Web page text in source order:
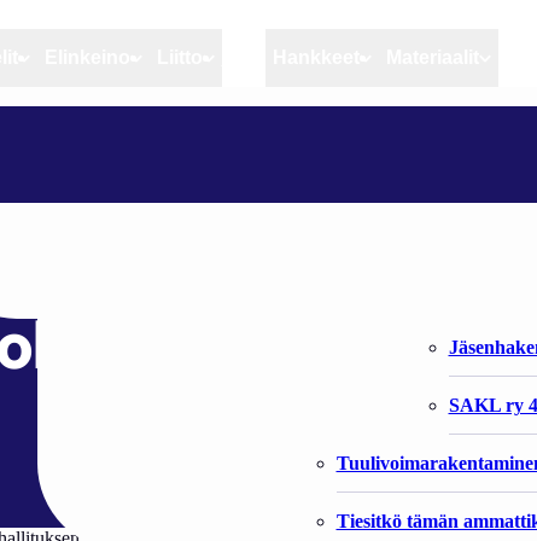
Artikkelit Elinkeino
Rannikko ja
Elinkeinokalatalouden
Kalat ja kalatalous
Vahinkoeläimet
Tiesitkö tämän
Liitto
Liiton
SAKL ry
antaa
kalataloudelle